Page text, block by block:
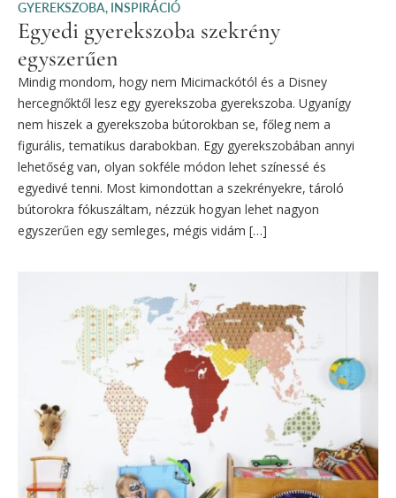
GYEREKSZOBA, INSPIRÁCIÓ
Egyedi gyerekszoba szekrény
egyszerűen
Mindig mondom, hogy nem Micimackótól és a Disney
hercegnőktől lesz egy gyerekszoba gyerekszoba. Ugyanígy
nem hiszek a gyerekszoba bútorokban se, főleg nem a
figurális, tematikus darabokban. Egy gyerekszobában annyi
lehetőség van, olyan sokféle módon lehet színessé és
egyedivé tenni. Most kimondottan a szekrényekre, tároló
bútorokra fókuszáltam, nézzük hogyan lehet nagyon
egyszerűen egy semleges, mégis vidám […]